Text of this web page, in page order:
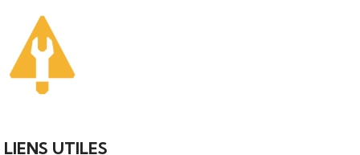
LIENS UTILES